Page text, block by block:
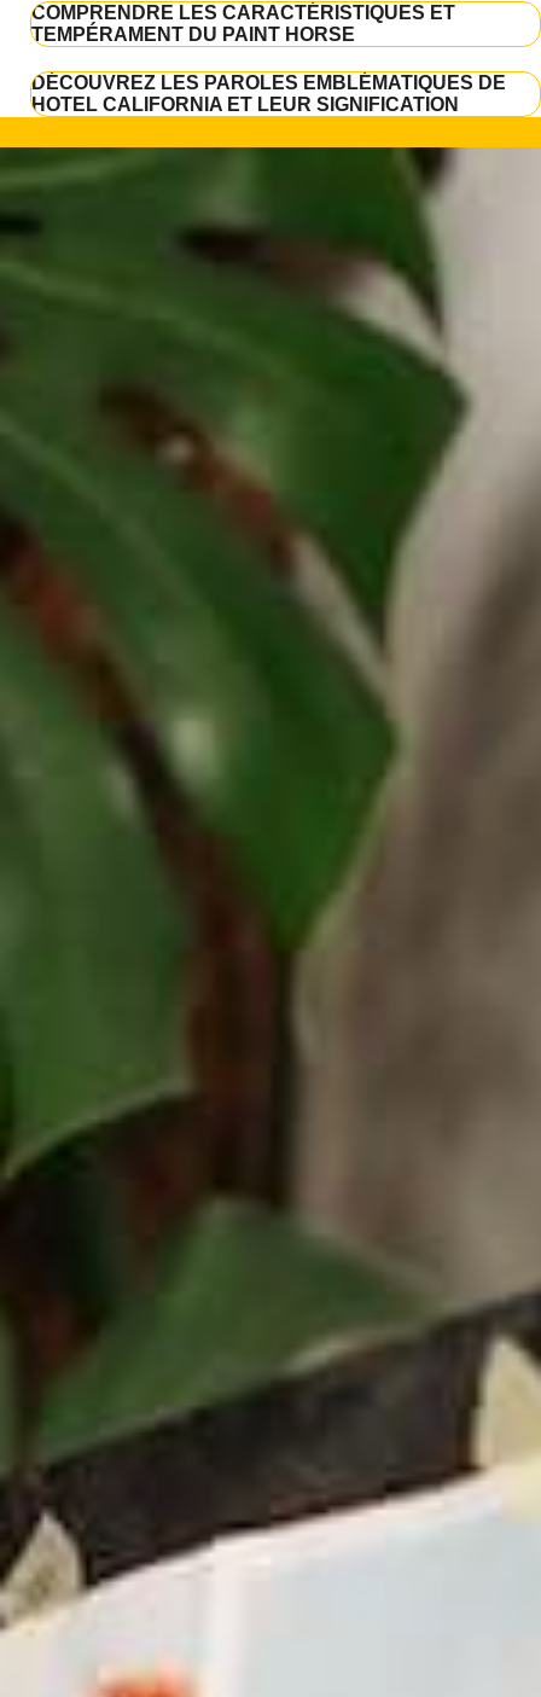
COMPRENDRE LES CARACTÉRISTIQUES ET
TEMPÉRAMENT DU PAINT HORSE
DÉCOUVREZ LES PAROLES EMBLÉMATIQUES DE
HOTEL CALIFORNIA ET LEUR SIGNIFICATION